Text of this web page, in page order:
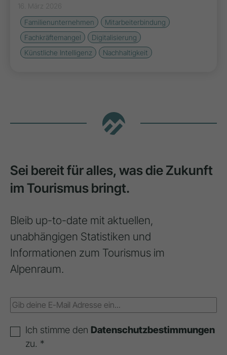
16. März 2026
Familienunternehmen
Mitarbeiterbindung
Fachkräftemangel
Digitalisierung
Künstliche Intelligenz
Nachhaltigkeit
Sei bereit für alles, was die Zukunft
im Tourismus bringt.
Bleib up-to-date mit aktuellen,
unabhängigen Statistiken und
Informationen zum Tourismus im
Alpenraum.
Ich stimme den Datenschutzbestimmungen
zu. *